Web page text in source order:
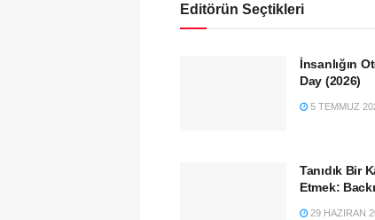
Editörün Seçtikleri
İnsanlığın
Day (2026)
5 TEMMUZ
Tanıdık Bir
Etmek:
29 HAZIRAN